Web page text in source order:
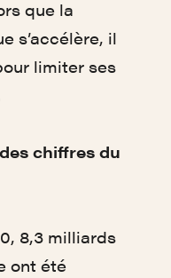
que la
s’accélère, il
limiter ses
des chiffres du
8,3 milliards
ont été